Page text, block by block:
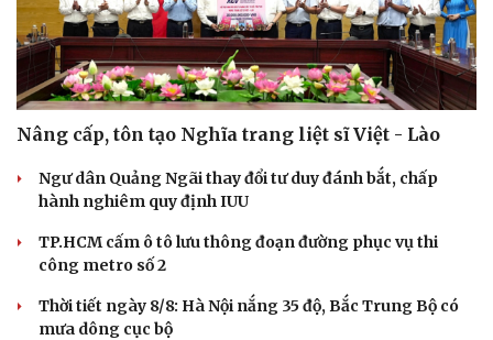
Du lịch
Săn Tour
check-in
Podcast
Đọc truyện đêm khuya
Hạt giống tâm hồn
Nâng cấp, tôn tạo Nghĩa trang liệt sĩ Việt - Lào
Ngư dân Quảng Ngãi thay đổi tư duy đánh bắt, chấp
hành nghiêm quy định IUU
TP.HCM cấm ô tô lưu thông đoạn đường phục vụ thi
công metro số 2
Thời tiết ngày 8/8: Hà Nội nắng 35 độ, Bắc Trung Bộ có
mưa dông cục bộ